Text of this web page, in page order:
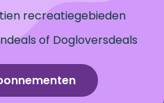
recreatiegebieden
of Dogloversdeals